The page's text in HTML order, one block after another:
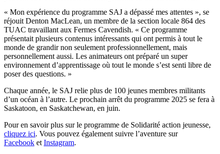
« Mon expérience du programme SAJ a dépassé mes attentes », se
réjouit Denton MacLean, un membre de la section locale 864 des
TUAC travaillant aux Fermes Cavendish. « Ce programme
présentait plusieurs contenus intéressants qui ont permis à tout le
monde de grandir non seulement professionnellement, mais
personnellement aussi. Les animateurs ont préparé un super
environnement d’apprentissage où tout le monde s’est senti libre de
poser des questions. »
Chaque année, le SAJ relie plus de 100 jeunes membres militants
d’un océan à l’autre. Le prochain arrêt du programme 2025 se fera à
Saskatoon, en Saskatchewan, en juin.
Pour en savoir plus sur le programme de Solidarité action jeunesse,
cliquez ici. Vous pouvez également suivre l’aventure sur
Facebook et Instagram.